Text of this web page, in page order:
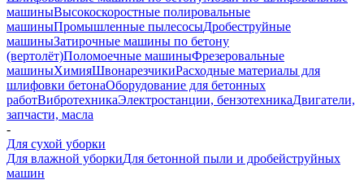
машиныВысокоскоростные полировальные
машиныПромышленные пылесосыДробеструйные
машиныЗатирочные машины по бетону
(вертолёт)Поломоечные машиныФрезеровальные
машиныХимияШвонарезчикиРасходные материалы для
шлифовки бетонаОборудование для бетонных
работВибротехникаЭлектростанции, бензотехникаДвигатели,
запчасти, масла
-
Для сухой уборки
Для влажной уборкиДля бетонной пыли и дробейструйных
машин